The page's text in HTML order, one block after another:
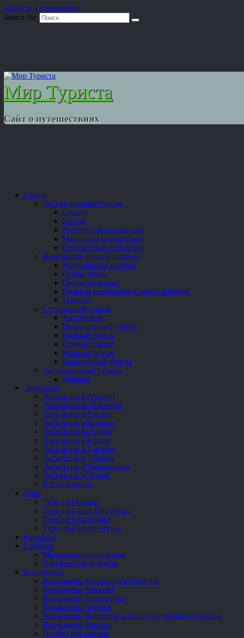
Перейти к содержанию
Search for:
Мир Туриста
Сайт о путешествиях
Статьи
Экскурсионный туризм
Страны
Города
Достопримечательности
Маршруты путешествий
Путешествия по России
Выживание в дикой природе
Медицинская помощь
Огонь, тепло
Ориентирование
Правила выживания в дикой природе
Укрытие
Спортивный туризм
Автотуризм
Велосипедный туризм
Водный туризм
Горный туризм
Конный туризм
Пешеходный туризм
Экстремальный туризм
Дайвинг
Экскурсии
Экскурсии в Абхазии
Экскурсии во Вьетнаме
Экскурсии в Грузии
Экскурсии в Израиле
Экскурсии на Кипре
Экскурсии в Крыму
Экскурсии в Таиланд
Экскурсии в Турцию
Экскурсии в Черногорию
Экскурсии в Чехию
Все экскурсии
Туры
Туры из Москвы
Туры из Санкт-Петербурга
Туры из Краснодара
Туры из Екатеринбурга
Контакты
Сервисы
Мобильные приложения
Плагины для браузера
Веб-камеры
Веб-камеры Австралии и Океании
Веб-камеры Америки
Веб-камеры Антарктики
Веб-камеры Африки
Веб-камеры Виргинских Островов (Великобритания)
Веб-камеры Евразии
Особые веб-камеры